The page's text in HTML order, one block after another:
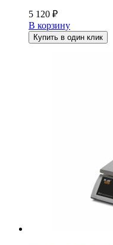
5 120 ₽
В корзину
Купить в один клик